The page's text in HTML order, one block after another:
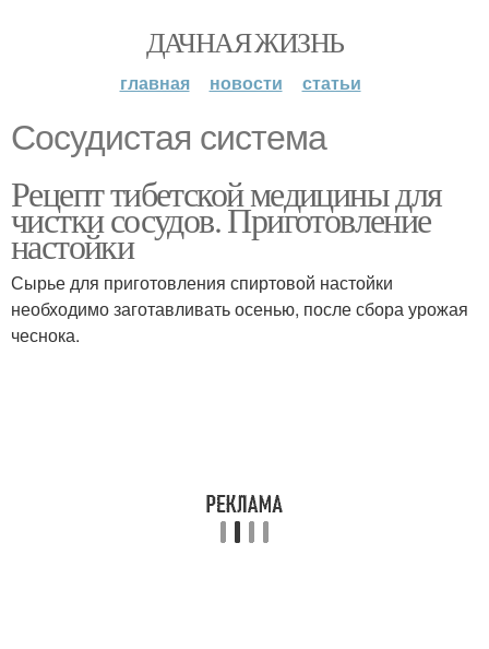
ДАЧНАЯ ЖИЗНЬ
главная новости статьи
Сосудистая система
Рецепт тибетской медицины для
чистки сосудов. Приготовление
настойки
Сырье для приготовления спиртовой настойки
необходимо заготавливать осенью, после сбора урожая
чеснока.